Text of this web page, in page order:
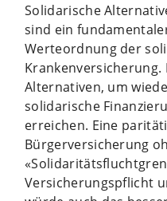
Solidarische
sind ein
Werteordnung der
Krankenversicherung.
Alternativen, um
solidarische
erreichen. Eine
Bürgerversicherung
Versicherungspflicht